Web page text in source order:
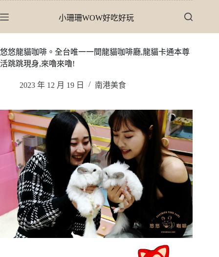
至
內
容
小珊珊WOW好吃好玩
悠悠龍貓咖啡。全台唯一一間龍貓咖啡廳,龍貓卡通本尊
活跳跳現身,來嚕來嚕!
2023 年 12 月 19 日 南港美食